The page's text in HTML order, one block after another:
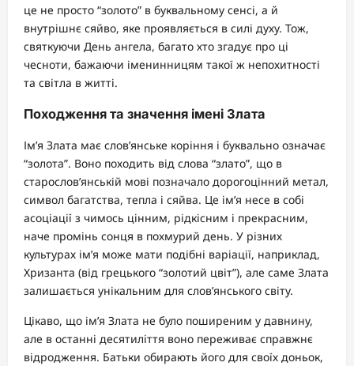
це не просто “золото” в буквальному сенсі, а й
внутрішнє сяйво, яке проявляється в силі духу. Тож,
святкуючи День ангела, багато хто згадує про ці
чесноти, бажаючи іменинницям такої ж непохитності
та світла в житті.
Походження та значення імені Злата
Ім’я Злата має слов’янське коріння і буквально означає
“золота”. Воно походить від слова “злато”, що в
старослов’янській мові позначало дорогоцінний метал,
символ багатства, тепла і сяйва. Це ім’я несе в собі
асоціації з чимось цінним, рідкісним і прекрасним,
наче промінь сонця в похмурий день. У різних
культурах ім’я може мати подібні варіації, наприклад,
Хризанта (від грецького “золотий цвіт”), але саме Злата
залишається унікальним для слов’янського світу.
Цікаво, що ім’я Злата не було поширеним у давнину,
але в останні десятиліття воно переживає справжнє
відродження. Батьки обирають його для своїх доньок,